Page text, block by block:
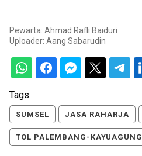
Pewarta: Ahmad Rafli Baiduri
Uploader: Aang Sabarudin
Tags:
SUMSEL JASA RAHARJA
TOL PALEMBANG-KAYUAGUNG